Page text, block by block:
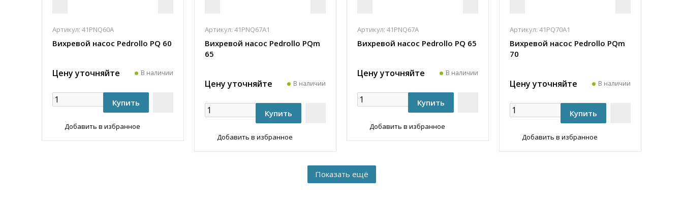
Артикул: 41PNQ60A
Вихревой насос Pedrollo PQ 60
Цену уточняйте В наличии
Добавить в избранное
Артикул: 41PNQ67A1
Вихревой насос Pedrollo PQm
65
Цену уточняйте В наличии
Добавить в избранное
Артикул: 41PNQ67A
Вихревой насос Pedrollo PQ 65
Цену уточняйте В наличии
Добавить в избранное
Артикул: 41PQ70A1
Вихревой насос Pedrollo PQm
70
Цену уточняйте В наличии
Добавить в избранное